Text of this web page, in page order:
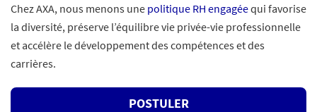
Chez AXA, nous menons une politique RH engagéequi favorise
la diversité, préserve l’équilibre vie privée-vie professionnelle
et accélère le développement des compétences et des
carrières.
POSTULER